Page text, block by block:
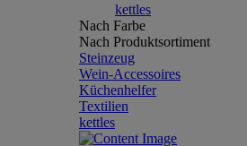
kettles
Nach Farbe
Nach Produktsortiment
Steinzeug
Wein-Accessoires
Küchenhelfer
Textilien
kettles